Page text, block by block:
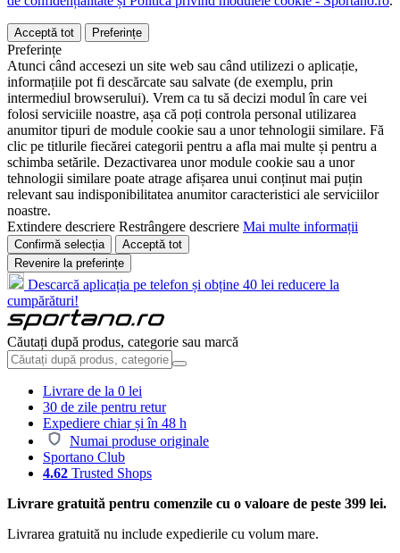
Acceptă tot Preferințe
Preferințe
Atunci când accesezi un site web sau când utilizezi o aplicație,
informațiile pot fi descărcate sau salvate (de exemplu, prin
intermediul browserului). Vrem ca tu să decizi modul în care vei
folosi serviciile noastre, așa că poți controla personal utilizarea
anumitor tipuri de module cookie sau a unor tehnologii similare. Fă
clic pe titlurile fiecărei categorii pentru a afla mai multe și pentru a
schimba setările. Dezactivarea unor module cookie sau a unor
tehnologii similare poate atrage afișarea unui conținut mai puțin
relevant sau indisponibilitatea anumitor caracteristici ale serviciilor
noastre.
Extindere descriere Restrângere descriere Mai multe informații
Confirmă selecția
Acceptă tot
Revenire la preferințe
Descarcă aplicația pe telefon și obține 40 lei reducere la
cumpărături!
Căutați după produs, categorie sau marcă
Livrare de la 0 lei
30 de zile pentru retur
Expediere chiar și în 48 h
Numai produse originale
Sportano Club
4.62 Trusted Shops
Livrare gratuită pentru comenzile cu o valoare de peste 399 lei.
Livrarea gratuită nu include expedierile cu volum mare.